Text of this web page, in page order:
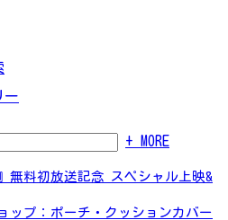
ー
+ MORE
無料初放送記念 スペシャル上映&
ップ：ポーチ・クッションカバー